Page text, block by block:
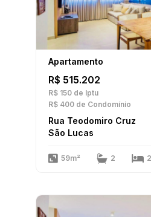
Apartamento
R$ 515.202
R$ 150 de Iptu
R$ 400 de Condomínio
Rua Teodomiro Cruz
São Lucas
59m² 2 2